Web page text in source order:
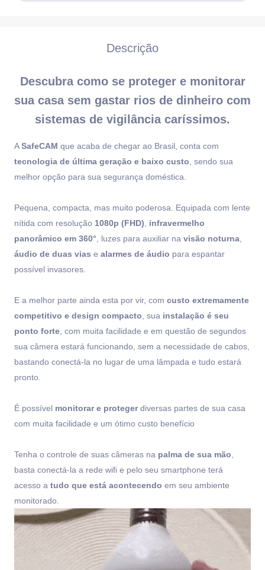
Descrição
Descubra como se proteger e monitorar
sua casa sem gastar rios de dinheiro com
sistemas de vigilância caríssimos.
A SafeCAM que acaba de chegar ao Brasil, conta com
tecnologia de última geração e baixo custo , sendo sua
melhor opção para sua segurança doméstica.
Pequena, compacta, mas muito poderosa. Equipada com lente
nítida com resolução 1080p (FHD)
infravermelho
panorâmico em 360° , luzes para auxiliar na visão noturna
áudio de duas vias e alarmes de áudio para espantar
possível invasores.
E a melhor parte ainda esta por vir, com custo extremamente
competitivo e design compacto , sua instalação é seu
ponto forte , com muita facilidade e em questão de segundos
sua câmera estará funcionando, sem a necessidade de cabos,
bastando conectá-la no lugar de uma lâmpada e tudo estará
pronto.
É possível monitorar e proteger diversas partes de sua casa
com muita facilidade e um ótimo custo benefício
Tenha o controle de suas câmeras na palma de sua mão
basta conectá-la a rede wifi e pelo seu smartphone terá
acesso a tudo que está acontecendo em seu ambiente
monitorado.